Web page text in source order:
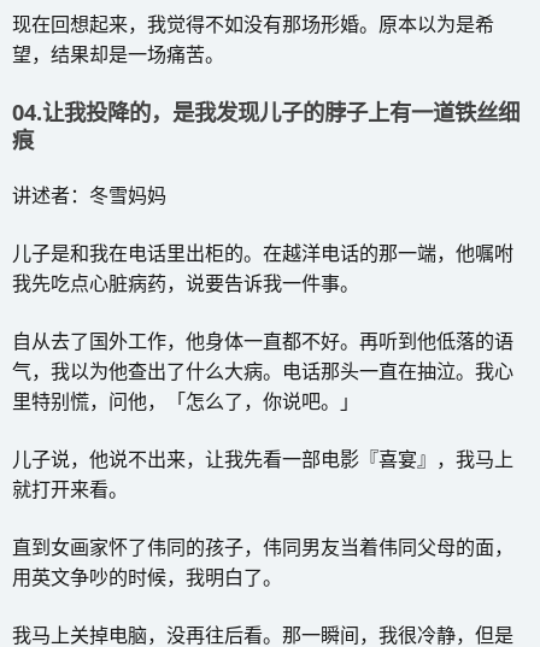
现在回想起来，我觉得不如没有那场形婚。原本以为是希
望，结果却是一场痛苦。
04.让我投降的，是我发现儿子的脖子上有一道铁丝细
痕
讲述者：冬雪妈妈
儿子是和我在电话里出柜的。在越洋电话的那一端，他嘱咐
我先吃点心脏病药，说要告诉我一件事。
自从去了国外工作，他身体一直都不好。再听到他低落的语
气，我以为他查出了什么大病。电话那头一直在抽泣。我心
里特别慌，问他，「怎么了，你说吧。」
儿子说，他说不出来，让我先看一部电影『喜宴』，我马上
就打开来看。
直到女画家怀了伟同的孩子，伟同男友当着伟同父母的面，
用英文争吵的时候，我明白了。
我马上关掉电脑，没再往后看。那一瞬间，我很冷静，但是